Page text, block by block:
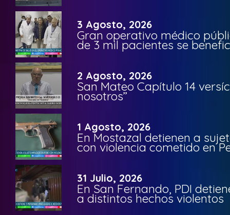
3 Agosto, 2026
Gran operativo médico
de 3 mil pacientes se
2 Agosto, 2026
San Mateo Capítulo 14
nosotros”
1 Agosto, 2026
En Mostazal detienen a
con violencia cometido en
31 Julio, 2026
En San Fernando, PDI
a distintos hechos violentos